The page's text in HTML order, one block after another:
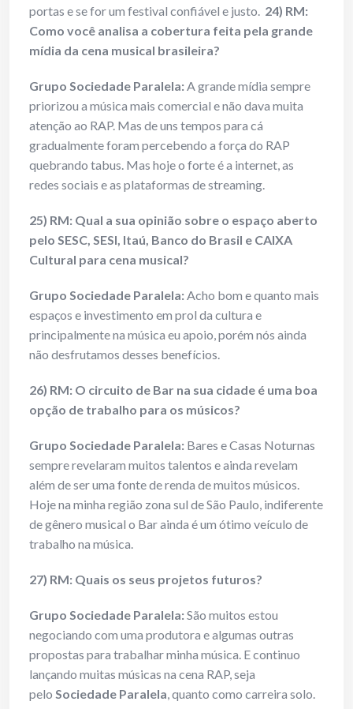
portas e se for um festival confiável e justo. 24) RM:
Como você analisa a cobertura feita pela grande
mídia da cena musical brasileira?
Grupo Sociedade Paralela:A grande mídia sempre
priorizou a música mais comercial e não dava muita
atenção ao RAP. Mas de uns tempos para cá
gradualmente foram percebendo a força do RAP
quebrando tabus. Mas hoje o forte é a internet, as
redes sociais e as plataformas de streaming.
25) RM: Qual a sua opinião sobre o espaço aberto
pelo SESC, SESI, Itaú, Banco do Brasil e CAIXA
Cultural para cena musical?
Grupo Sociedade Paralela:Acho bom e quanto mais
espaços e investimento em prol da cultura e
principalmente na música eu apoio, porém nós ainda
não desfrutamos desses benefícios.
26) RM: O circuito de Bar na sua cidade é uma boa
opção de trabalho para os músicos?
Grupo Sociedade Paralela: Bares e Casas Noturnas
sempre revelaram muitos talentos e ainda revelam
além de ser uma fonte de renda de muitos músicos.
Hoje na minha região zona sul de São Paulo, indiferente
de gênero musical o Bar ainda é um ótimo veículo de
trabalho na música.
27) RM: Quais os seus projetos futuros?
Grupo Sociedade Paralela:São muitos estou
negociando com uma produtora e algumas outras
propostas para trabalhar minha música. E continuo
lançando muitas músicas na cena RAP, seja
pelo Sociedade Paralela, quanto como carreira solo.